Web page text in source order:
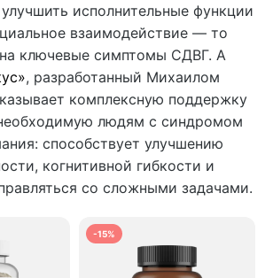
исполнительные функции
взаимодействие — то
на ключевые симптомы СДВГ. А
, разработанный Михаилом
комплексную поддержку
людям с синдромом
способствует улучшению
когнитивной гибкости и
со сложными задачами.
-15%